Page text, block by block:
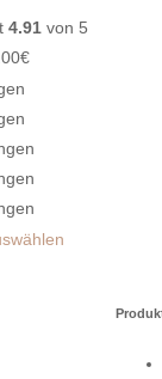
4.91 von 5
€